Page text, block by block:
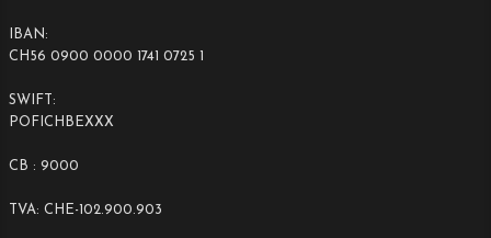
IBAN:
CH56 0900 0000 1741 0725 1
SWIFT:
POFICHBEXXX
CB : 9000
TVA: CHE-102.900.903